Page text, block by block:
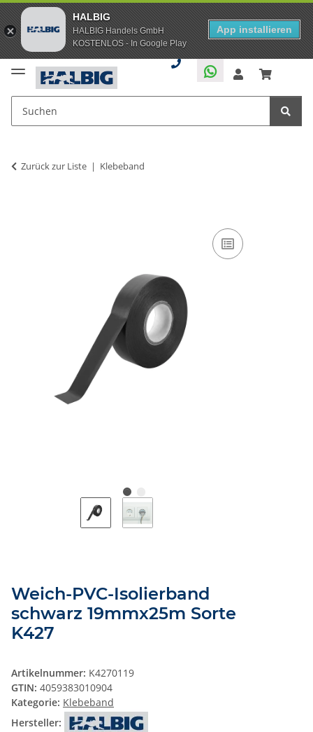
HALBIG
HALBIG Handels GmbH
KOSTENLOS - In Google Play
App installieren
Zurück zur Liste Klebeband
Weich-PVC-Isolierband
schwarz 19mmx25m Sorte
K427
Artikelnummer: K4270119
GTIN: 4059383010904
Kategorie: Klebeband
Hersteller: